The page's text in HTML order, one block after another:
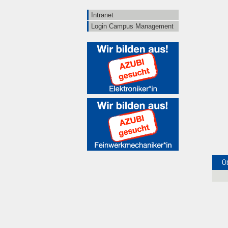
Intranet
Login Campus Management